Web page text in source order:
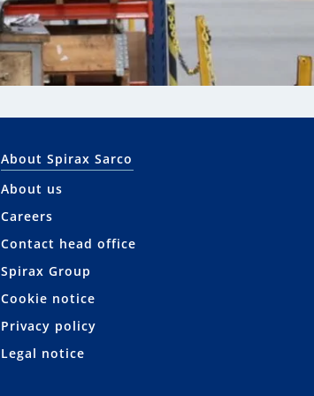
About Spirax Sarco
About us
Careers
Contact head office
Spirax Group
Cookie notice
Privacy policy
Legal notice